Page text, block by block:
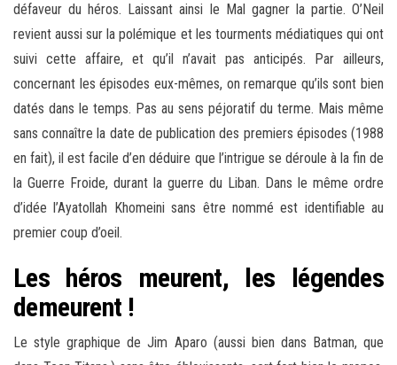
défaveur du héros. Laissant ainsi le Mal gagner la partie. O’Neil
revient aussi sur la polémique et les tourments médiatiques qui ont
suivi cette affaire, et qu’il n’avait pas anticipés. Par ailleurs,
concernant les épisodes eux-mêmes, on remarque qu’ils sont bien
datés dans le temps. Pas au sens péjoratif du terme. Mais même
sans connaître la date de publication des premiers épisodes (1988
en fait), il est facile d’en déduire que l’intrigue se déroule à la fin de
la Guerre Froide, durant la guerre du Liban. Dans le même ordre
d’idée l’Ayatollah Khomeini sans être nommé est identifiable au
premier coup d’oeil.
Les héros meurent, les légendes
demeurent !
Le style graphique de Jim Aparo (aussi bien dans Batman, que